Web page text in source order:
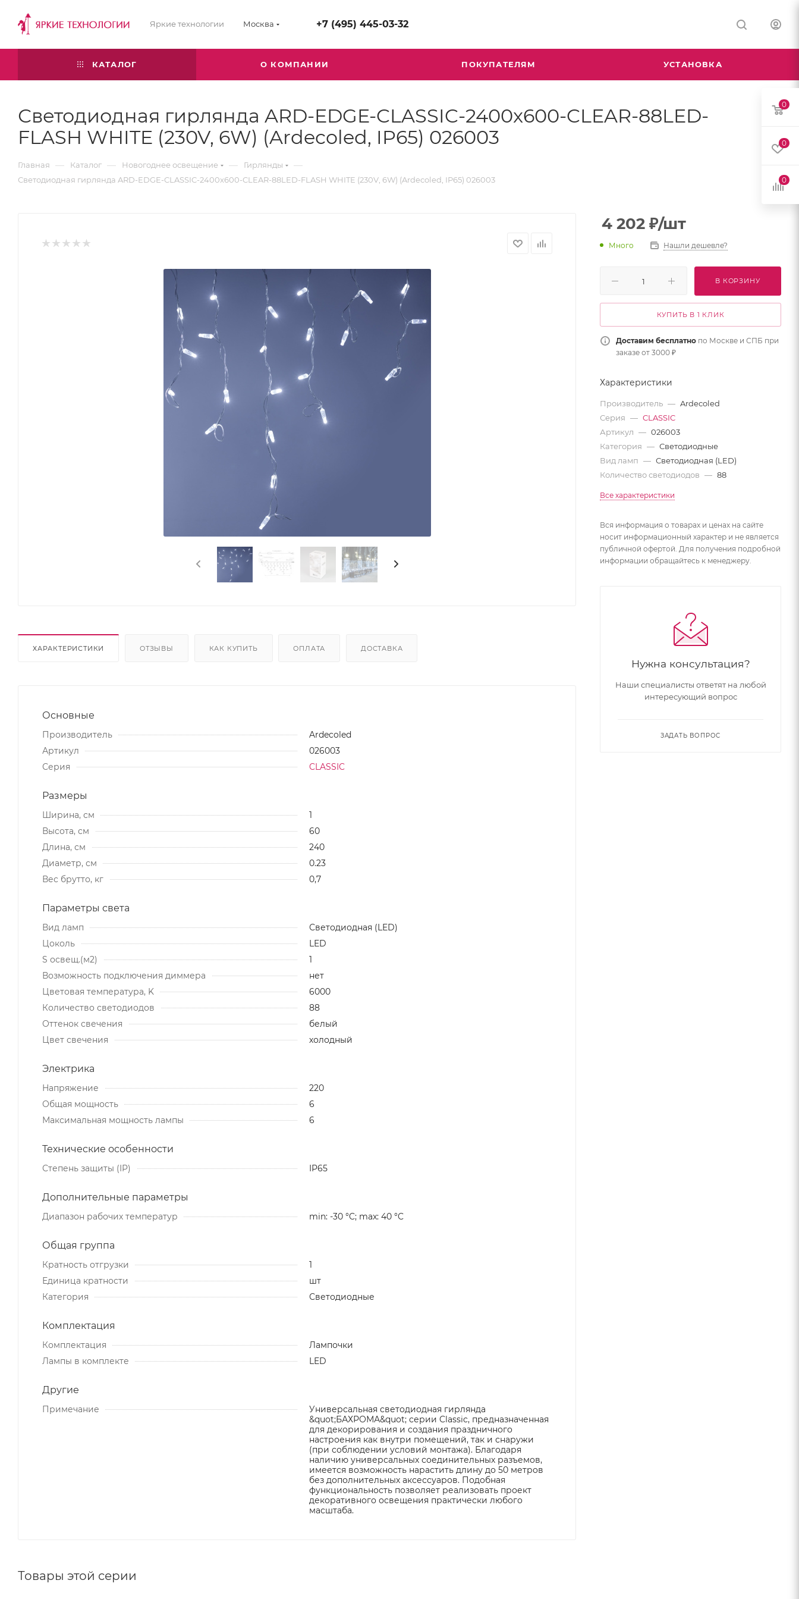
Яркие технологии Москва +7 (495) 445-03-32
КАТАЛОГ О КОМПАНИИ ПОКУПАТЕЛЯМ УСТАНОВКА
Светодиодная гирлянда ARD-EDGE-CLASSIC-2400x600-CLEAR-88LED-
FLASH WHITE (230V, 6W) (Ardecoled, IP65) 026003
Главная — Каталог — Новогоднее освещение — Гирлянды —
Светодиодная гирлянда ARD-EDGE-CLASSIC-2400x600-CLEAR-88LED-FLASH WHITE (230V, 6W) (Ardecoled, IP65) 026003
ХАРАКТЕРИСТИКИ ОТЗЫВЫ КАК КУПИТЬ ОПЛАТА ДОСТАВКА
Основные
Производитель
Ardecoled
Артикул
026003
Серия
CLASSIC
Размеры
Ширина, см
1
Высота, см
60
Длина, см
240
Диаметр, см
0.23
Вес брутто, кг
0,7
Параметры света
Вид ламп
Светодиодная (LED)
Цоколь
LED
S освещ.(м2)
1
Возможность подключения диммера
нет
Цветовая температура, K
6000
Количество светодиодов
88
Оттенок свечения
белый
Цвет свечения
холодный
Электрика
Напряжение
220
Общая мощность
6
Максимальная мощность лампы
6
Технические особенности
Степень защиты (IP) IP65
Дополнительные параметры
Диапазон рабочих температур min: -30 °C; max: 40 °C
Общая группа
Кратность отгрузки
1
Единица кратности
шт
Категория
Светодиодные
Комплектация
Комплектация
Лампочки
Лампы в комплекте
LED
Другие
Примечание
Универсальная светодиодная гирлянда
&quot;БАХРОМА&quot; серии Classic, предназначенная
для декорирования и создания праздничного
настроения как внутри помещений, так и снаружи
(при соблюдении условий монтажа). Благодаря
наличию универсальных соединительных разъемов,
имеется возможность нарастить длину до 50 метров
без дополнительных аксессуаров. Подобная
функциональность позволяет реализовать проект
декоративного освещения практически любого
масштаба.
Товары этой серии
4 202 ₽/шт
Много Нашли дешевле?
В КОРЗИНУ
КУПИТЬ В 1 КЛИК
Доставим бесплатно по Москве и СПБ при
заказе от 3000 ₽
Характеристики
Производитель — Ardecoled
Серия — CLASSIC
Артикул — 026003
Категория — Светодиодные
Вид ламп — Светодиодная (LED)
Количество светодиодов — 88
Все характеристики
Вся информация о товарах и ценах на сайте
носит информационный характер и не является
публичной офертой. Для получения подробной
информации обращайтесь к менеджеру.
Нужна консультация?
Наши специалисты ответят на любой
интересующий вопрос
ЗАДАТЬ ВОПРОС
0
0
0